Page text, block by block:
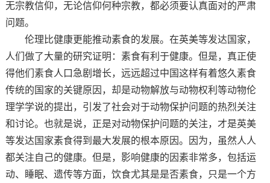
无宗教信仰，无论信仰何种宗教，都必须要认真面对的严肃
问题。
伦理比健康更能推动素食的发展。在英美等发达国家，
人们做了大量的研究证明：素食有利于健康。但是，真正使
得他们素食人口急剧增长，远远超过中国这样有着悠久素食
传统的国家的关键原因，却是动物解放与动物权利等动物伦
理学学说的提出，引发了社会对于动物保护问题的热烈关注
和讨论。也就是说，正是对动物保护问题的关注，才是英美
等发达国家素食得到最大发展的根本原因。因为，虽然人人
都关注自己的健康。但是，影响健康的因素非常多，包括运
动、睡眠、遗传等方面，饮食尤其是是否素食，只是一个方